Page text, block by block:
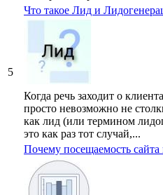
5
Что такое Лид и
Когда речь заходит о
просто невозможно не
как лид (или термином
это как раз тот случай,...
Почему посещаемость сайта